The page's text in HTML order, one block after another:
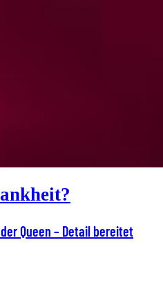
Queen – Detail bereitet